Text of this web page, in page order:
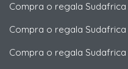
Compra o regala Sudafrica
Compra o regala Sudafrica
Compra o regala Sudafrica